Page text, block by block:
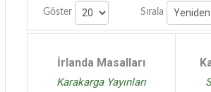
Göster Sırala
İrlanda Masalları
Karakarga Yayınları